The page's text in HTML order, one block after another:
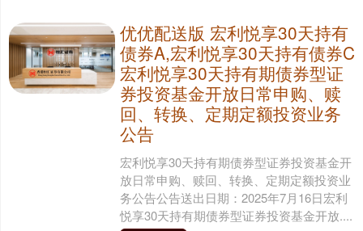
优优配送版 宏利悦享30天持有
债券A,宏利悦享30天持有债券C
宏利悦享30天持有期债券型证
券投资基金开放日常申购、赎
回、转换、定期定额投资业务
公告
宏利悦享30天持有期债券型证券投资基金开
放日常申购、赎回、转换、定期定额投资业
务公告公告送出日期：2025年7月16日宏利
悦享30天持有期债券型证券投资基金开放....